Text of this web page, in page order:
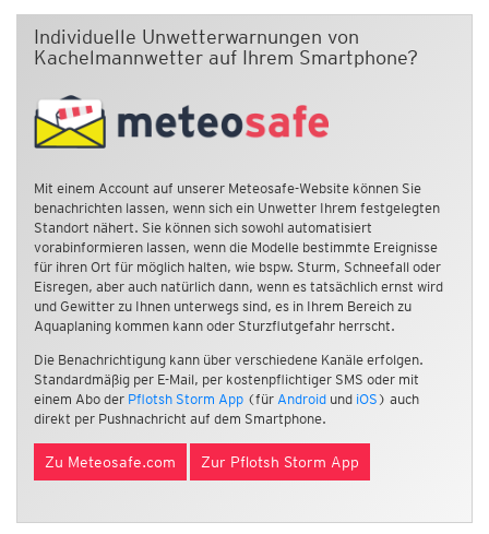
Individuelle Unwetterwarnungen von
Kachelmannwetter auf Ihrem Smartphone?
Mit einem Account auf unserer Meteosafe-Website können Sie
benachrichten lassen, wenn sich ein Unwetter Ihrem festgelegten
Standort nähert. Sie können sich sowohl automatisiert
vorabinformieren lassen, wenn die Modelle bestimmte Ereignisse
für ihren Ort für möglich halten, wie bspw. Sturm, Schneefall oder
Eisregen, aber auch natürlich dann, wenn es tatsächlich ernst wird
und Gewitter zu Ihnen unterwegs sind, es in Ihrem Bereich zu
Aquaplaning kommen kann oder Sturzflutgefahr herrscht.
Die Benachrichtigung kann über verschiedene Kanäle erfolgen.
Standardmäßig per E-Mail, per kostenpflichtiger SMS oder mit
einem Abo der Pflotsh Storm App (für Android und iOS ) auch
direkt per Pushnachricht auf dem Smartphone.
Zu Meteosafe.com Zur Pflotsh Storm App